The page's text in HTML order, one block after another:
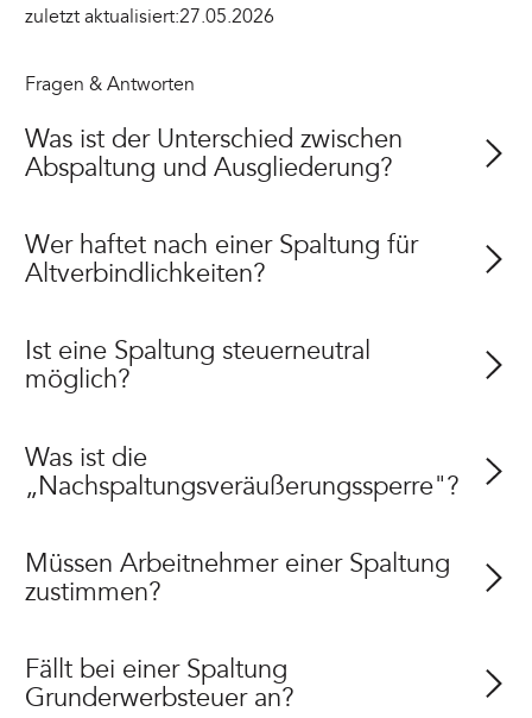
zuletzt aktualisiert:27.05.2026
Fragen & Antworten
Was ist der Unterschied zwischen
Abspaltung und Ausgliederung?
Wer haftet nach einer Spaltung für
Altverbindlichkeiten?
Ist eine Spaltung steuerneutral
möglich?
Was ist die
„Nachspaltungsveräußerungssperre"?
Müssen Arbeitnehmer einer Spaltung
zustimmen?
Fällt bei einer Spaltung
Grunderwerbsteuer an?